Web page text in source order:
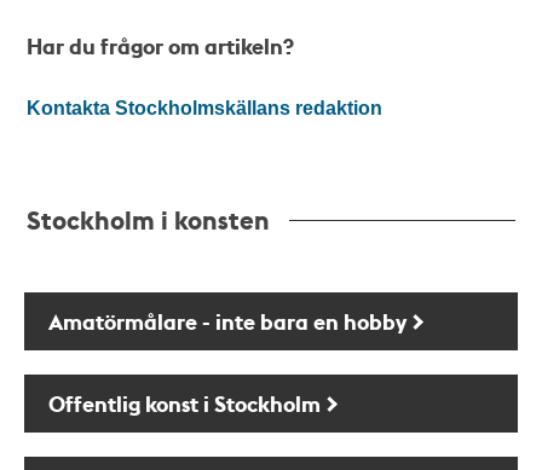
Har du frågor om artikeln?
Kontakta Stockholmskällans redaktion
Stockholm i konsten
Amatörmålare - inte bara en hobby
Offentlig konst i Stockholm